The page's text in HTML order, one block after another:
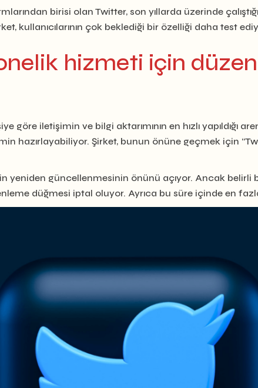
birisi olan Twitter, son yıllarda üzerinde
kullanıcılarının çok beklediği bir özelliği daha test
hizmeti için
iletişimin ve bilgi aktarımının en hızlı yapıldığı
hazırlayabiliyor. Şirket, bunun önüne geçmek için
yeniden güncellenmesinin önünü açıyor. Ancak belirli
düğmesi iptal oluyor. Ayrıca bu süre içinde en